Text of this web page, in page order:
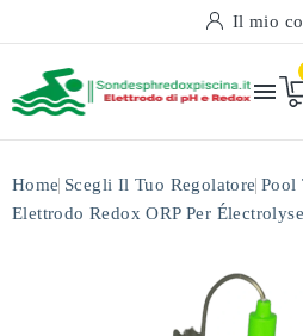
Il mio

Home Scegli Il Tuo Regolatore Pool
Elettrodo Redox ORP Per